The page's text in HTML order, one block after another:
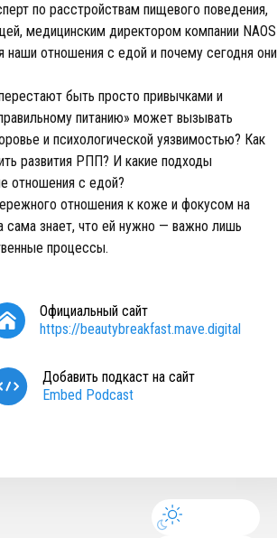
по расстройствам пищевого поведения,
медицинским директором компании NAOS
отношения с едой и почему сегодня они
быть просто привычками и
питанию» может вызывать
и психологической уязвимостью? Как
развития РПП? И какие подходы
отношения с едой?
отношения к коже и фокусом на
сама знает, что ей нужно — важно лишь
процессы.
Официальный сайт
https://beautybreakfast.mave.digital
Добавить подкаст на сайт
Embed Podcast